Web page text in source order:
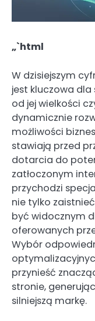
„`html
W dzisiejszym
jest kluczowa dla
od jej wielkości
dynamicznie
możliwości
stawiają przed
dotarcia do
zatłoczonym
przychodzi
nie tylko
być widocznym
oferowanych
Wybór
przynieść
stronie,
silniejszą markę.